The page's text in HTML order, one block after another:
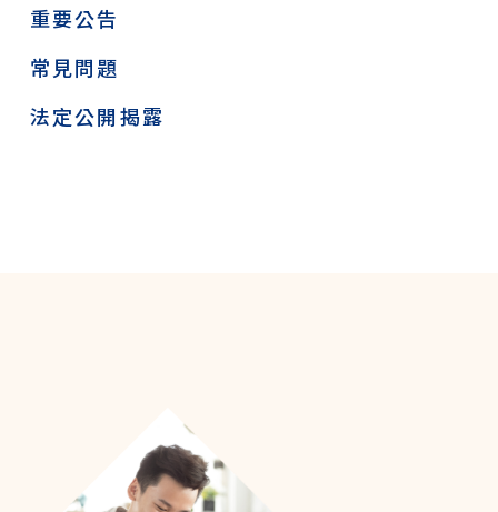
重要公告
常見問題
法定公開揭露